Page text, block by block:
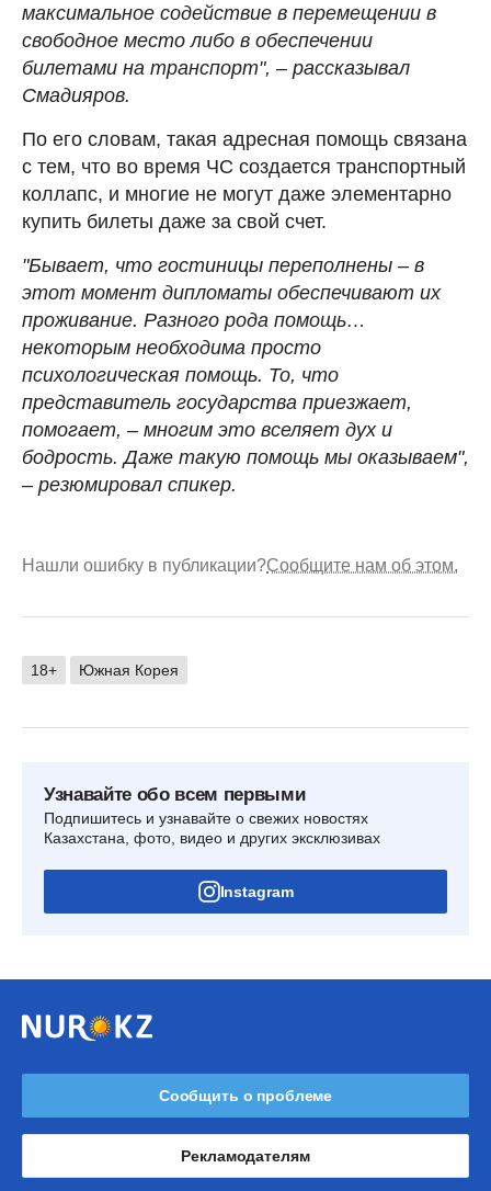
максимальное содействие в перемещении в
свободное место либо в обеспечении
билетами на транспорт", – рассказывал
Смадияров.
По его словам, такая адресная помощь связана
с тем, что во время ЧС создается транспортный
коллапс, и многие не могут даже элементарно
купить билеты даже за свой счет.
"Бывает, что гостиницы переполнены – в
этот момент дипломаты обеспечивают их
проживание. Разного рода помощь…
некоторым необходима просто
психологическая помощь. То, что
представитель государства приезжает,
помогает, – многим это вселяет дух и
бодрость. Даже такую помощь мы оказываем",
– резюмировал спикер.
Нашли ошибку в публикации?Сообщите нам об этом.
18+ Южная Корея
Узнавайте обо всем первыми
Подпишитесь и узнавайте о свежих новостях
Казахстана, фото, видео и других эксклюзивах
Instagram
Сообщить о проблеме
Рекламодателям